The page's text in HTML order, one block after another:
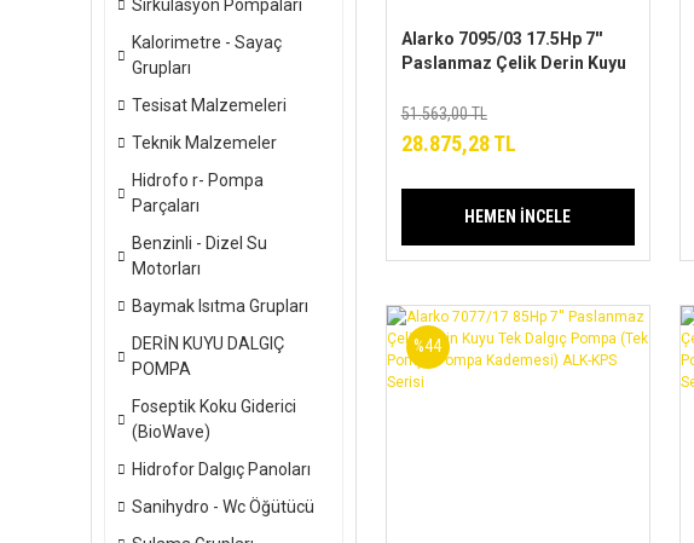
Sirkülasyon Pompaları
Kalorimetre - Sayaç
Grupları
Tesisat Malzemeleri
Teknik Malzemeler
Hidrofo r- Pompa
Parçaları
Benzinli - Dizel Su
Motorları
Baymak Isıtma Grupları
DERİN KUYU DALGIÇ
POMPA
Foseptik Koku Giderici
(BioWave)
Hidrofor Dalgıç Panoları
Sanihydro - Wc Öğütücü
Alarko 7095/03 17.5Hp 7''
Paslanmaz Çelik Derin Kuyu
Pompa-Pompa Kademesi)
ALK-KPS Serisi
51.563,00 TL
28.875,28 TL
HEMEN İNCELE
%44